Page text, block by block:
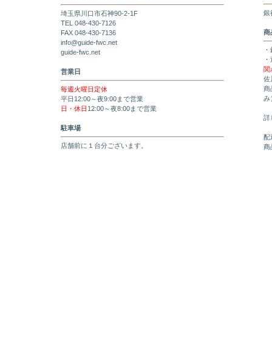
埼玉県川口市石神90-2-1F
TEL 048-430-7126
FAX 048-430-7136
info@guide-fwc.net
guide-fwc.net
営業日
毎週火曜日定休
平日12:00～夜9:00まで営業
日・休日 12:00～夜8:00まで営業
駐車場
店舗前に１台分ございます。
銀
商
関
佐
商
み
詳
配
商